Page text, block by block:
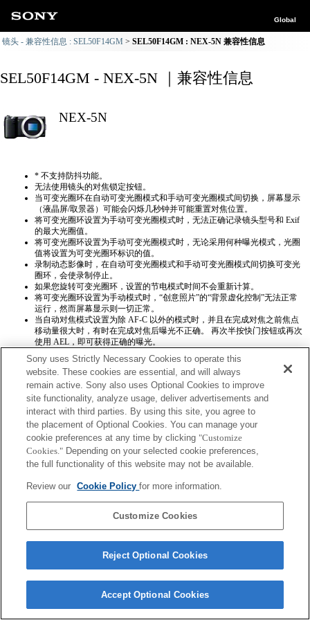
Global
镜头 - 兼容性信息 : SEL50F14GM SEL50F14GM : NEX-5N 兼容性信息
SEL50F14GM - NEX-5N ｜兼容性信息
NEX-5N
* 不支持防抖功能。
无法使用镜头的对焦锁定按钮。
当可变光圈环在自动可变光圈模式和手动可变光圈模式间切换，屏幕显示
（液晶屏/取景器）可能会闪烁几秒钟并可能重置对焦位置。
将可变光圈环设置为手动可变光圈模式时，无法正确​​记录镜头型号和 Exif
的最大光圈值。
将可变光圈环设置为手动可变光圈模式时，无论采用何种曝光模式，光圈
值将设置为可变光圈环标识的值。
录制动态影像时，在自动可变光圈模式和手动可变光圈模式间切换可变光
圈环，会使录制停止。
如果您旋转可变光圈环，设置的节电模式时间不会重新计算。
将可变光圈环设置为手动模式时，“创意照片”的“背景虚化控制”无法正常
运行，然而屏幕显示则一切正常。
当自动对焦模式设置为除 AF-C 以外的模式时，并且在完成对焦之前焦点
移动量很大时，有时在完成对焦后曝光不正确。 再次半按快门按钮或再次
使用 AEL，即可获得正确的曝光。
Exif镜头名称将不会被正确记录。
Terms of Use Contact Us
Copyright 2026 Sony Corporation
Sony uses Strictly Necessary Cookies to operate this
website. These cookies are essential, and will always
remain active. Sony also uses Optional Cookies to improve
site functionality, analyze usage, deliver advertisements and
interact with third parties. By using this site, you agree to
the placement of Optional Cookies. You can manage your
cookie preferences at any time by clicking "Customize
Cookies." Depending on your selected cookie preferences,
the full functionality of this website may not be available.
Review our Cookie Policyfor more information.
Customize Cookies
Reject Optional Cookies
Accept Optional Cookies